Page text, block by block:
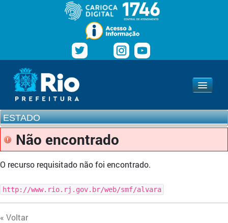
Pular para o conteúdo
Navegação
www.rio.rj.gov.br
Estado
ESTADO
Não encontrado
O recurso requisitado não foi encontrado.
http://www.rio.rj.gov.br/web/smf/alvara
« Voltar